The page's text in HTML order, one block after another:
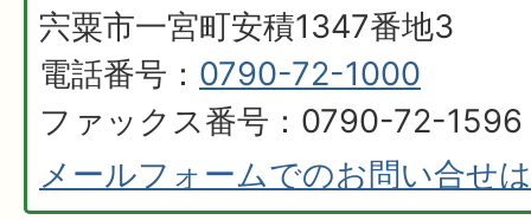
宍粟市一宮町安積1347番地3
電話番号： 0790-72-1000
ファックス番号：0790-72-1596
メールフォームでのお問い合せ